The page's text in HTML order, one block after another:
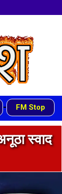
- FM Stop
स्वाद